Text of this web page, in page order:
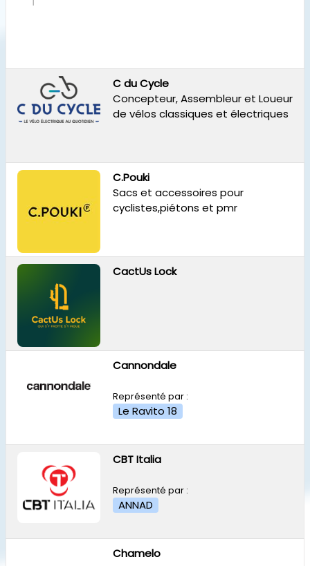
C du Cycle
Concepteur, Assembleur et Loueur
de vélos classiques et électriques
C.Pouki
Sacs et accessoires pour
cyclistes,piétons et pmr
CactUs Lock
Cannondale
Représenté par :
Le Ravito 18
CBT Italia
Représenté par :
ANNAD
Chamelo